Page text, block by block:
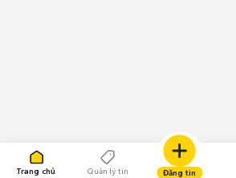
Trang chủ Quản lý tin Đăng tin